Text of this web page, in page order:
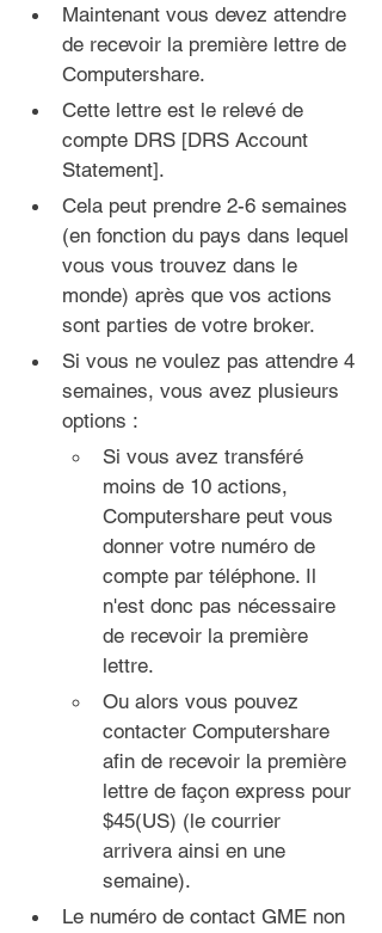
Maintenant vous devez attendre
de recevoir la première lettre de
Computershare.
Cette lettre est le relevé de
compte DRS [DRS Account
Statement].
Cela peut prendre 2-6 semaines
(en fonction du pays dans lequel
vous vous trouvez dans le
monde) après que vos actions
sont parties de votre broker.
Si vous ne voulez pas attendre 4
semaines, vous avez plusieurs
options :
Si vous avez transféré
moins de 10 actions,
Computershare peut vous
donner votre numéro de
compte par téléphone. Il
n'est donc pas nécessaire
de recevoir la première
lettre.
Ou alors vous pouvez
contacter Computershare
afin de recevoir la première
lettre de façon express pour
$45(US) (le courrier
arrivera ainsi en une
semaine).
Le numéro de contact GME non